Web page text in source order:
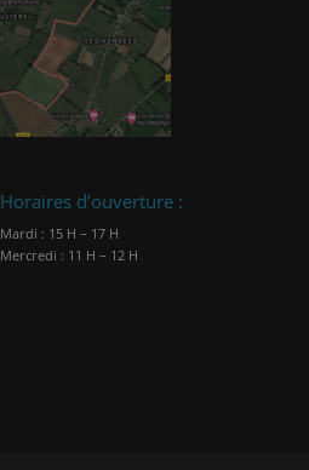
Horaires d’ouverture :
Mardi : 15 H – 17 H
Mercredi : 11 H – 12 H